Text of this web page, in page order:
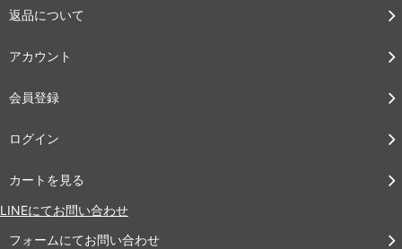
返品について
アカウント
会員登録
ログイン
カートを見る
LINEにてお問い合わせ
フォームにてお問い合わせ